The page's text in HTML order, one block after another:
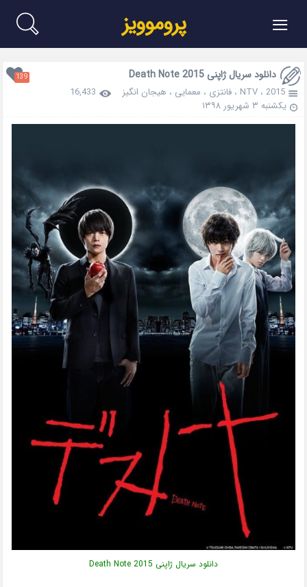
≡ پروموویز
دانلود سریال ژاپنی Death Note 2015 139
2015 ،NTV ،فانتزی ، معمایی ، هیجان انگیز
16,433
یکشنبه ۳ شهریور ۱۳۹۸
دانلود سریال ژاپنی Death Note 2015